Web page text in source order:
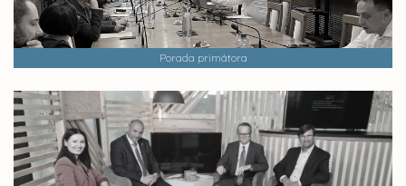
Porada primátora